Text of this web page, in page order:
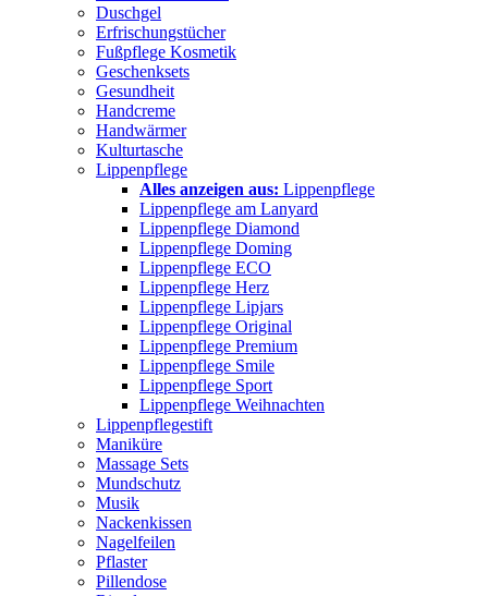
Duschgel
Erfrischungstücher
Fußpflege Kosmetik
Geschenksets
Gesundheit
Handcreme
Handwärmer
Kulturtasche
Lippenpflege
Alles anzeigen aus: Lippenpflege
Lippenpflege am Lanyard
Lippenpflege Diamond
Lippenpflege Doming
Lippenpflege ECO
Lippenpflege Herz
Lippenpflege Lipjars
Lippenpflege Original
Lippenpflege Premium
Lippenpflege Smile
Lippenpflege Sport
Lippenpflege Weihnachten
Lippenpflegestift
Maniküre
Massage Sets
Mundschutz
Musik
Nackenkissen
Nagelfeilen
Pflaster
Pillendose